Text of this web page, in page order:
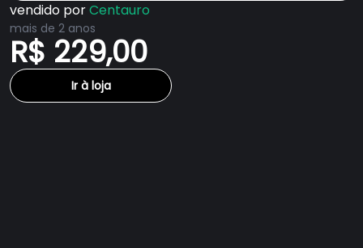
vendido porCentauro
mais de 2 anos
R$ 229,00
Ir à loja